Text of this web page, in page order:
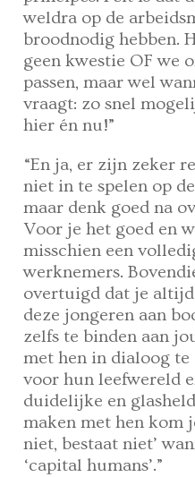
weldra op de
broodnodig hebben.
geen kwestie OF we
passen, maar wel
vraagt: zo snel
hier én nu!”
“En ja, er zijn zeker
niet in te spelen op
maar denk goed na
Voor je het goed en
misschien een
werknemers.
overtuigd dat je
deze jongeren aan
zelfs te binden aan
met hen in dialoog te
voor hun leefwereld
duidelijke en
maken met hen kom
niet, bestaat niet’
‘capital humans’.”